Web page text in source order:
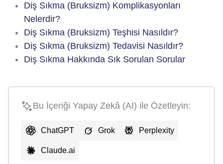
Diş Sıkma (Bruksizm) Komplikasyonları
Nelerdir?
Diş Sıkma (Bruksizm) Teşhisi Nasıldır?
Diş Sıkma (Bruksizm) Tedavisi Nasıldır?
Diş Sıkma Hakkında Sık Sorulan Sorular
Bu İçeriği Yapay Zekâ (AI) ile Özetleyin:
ChatGPT Grok Perplexity
Claude.ai